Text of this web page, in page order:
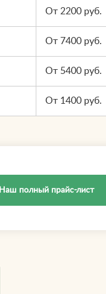
От 2200 руб.
От 7400 руб.
От 5400 руб.
От 1400 руб.
Наш полный прайс-лист